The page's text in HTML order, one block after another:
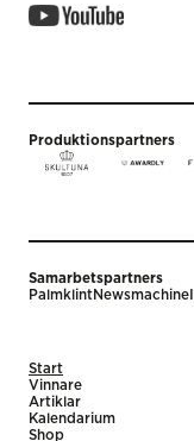
Produktionspartners
Samarbetspartners
PalmklintNewsmachine
Start
Vinnare
Artiklar
Kalendarium
Shop